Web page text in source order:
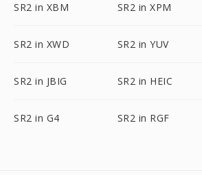
SR2 in XBM SR2 in XPM
SR2 in XWD SR2 in YUV
SR2 in JBIG SR2 in HEIC
SR2 in G4 SR2 in RGF